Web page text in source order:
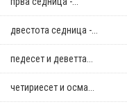
двестота седница -...
педесет и деветта...
четириесет и осма...